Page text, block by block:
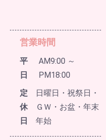
営業時間
平
日
AM9:00 ～
PM18:00
定
休
日
日曜日・祝祭日・
ＧＷ・お盆・年末
年始